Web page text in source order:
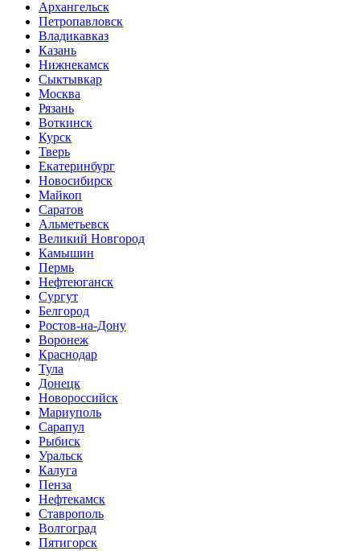
Архангельск
Петропавловск
Владикавказ
Казань
Нижнекамск
Сыктывкар
Москва
Рязань
Воткинск
Курск
Тверь
Екатеринбург
Новосибирск
Майкоп
Саратов
Альметьевск
Великий Новгород
Камышин
Пермь
Нефтеюганск
Сургут
Белгород
Ростов-на-Дону
Воронеж
Краснодар
Тула
Донецк
Новороссийск
Мариуполь
Сарапул
Рыбиск
Уральск
Калуга
Пенза
Нефтекамск
Ставрополь
Волгоград
Пятигорск